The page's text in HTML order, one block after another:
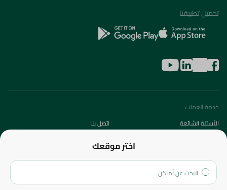
اختر موقعك
تحميل تطبيقنا
خدمة العملاء
الأسئلة الشائعة
اتصل بنا
من نحن؟
الفروع
المزيد